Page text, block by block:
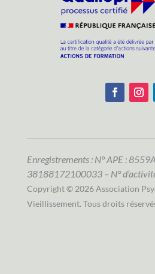
Enregistrements : N° APE :
38188172100033 – N°
Copyright © 2026 Association
Vieillissement. Tous droits